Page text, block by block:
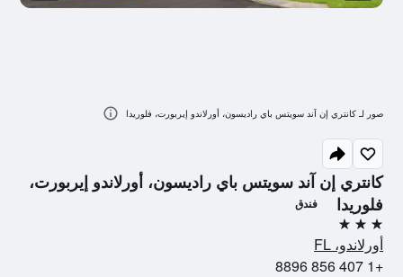
كانتري إن آند سويتس باي راديسون، أورلاندو إيربورت،
فلوريدا
فندق
3 نجوم
أورلاندو، FL
+1 407 856 8896
صور لـ كانتري إن آند سويتس باي راديسون، أورلاندو إيربورت، فلوريدا